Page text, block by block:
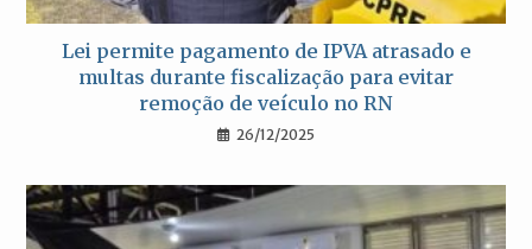
Lei permite pagamento de IPVA atrasado e
multas durante fiscalização para evitar
remoção de veículo no RN
26/12/2025